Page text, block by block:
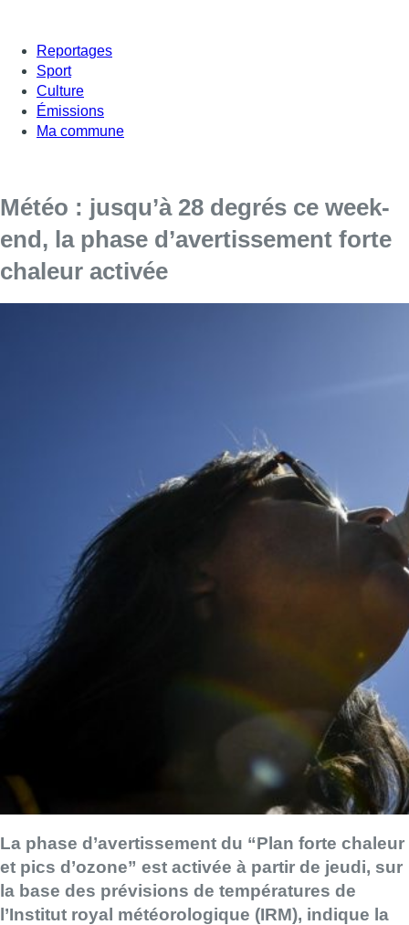
Reportages
Sport
Culture
Émissions
Ma commune
Météo : jusqu’à 28 degrés ce week-
end, la phase d’avertissement forte
chaleur activée
La phase d’avertissement du “Plan forte chaleur
et pics d’ozone” est activée à partir de jeudi, sur
la base des prévisions de températures de
l’Institut royal météorologique (IRM), indique la